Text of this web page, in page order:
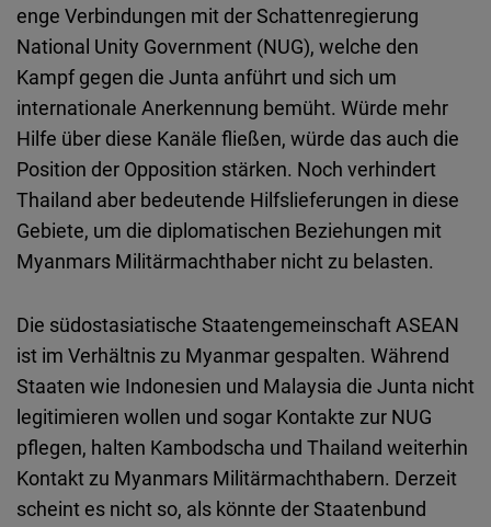
enge Verbindungen mit der Schattenregierung
National Unity Government (NUG), welche den
Kampf gegen die Junta anführt und sich um
internationale Anerkennung bemüht. Würde mehr
Hilfe über diese Kanäle fließen, würde das auch die
Position der Opposition stärken. Noch verhindert
Thailand aber bedeutende Hilfslieferungen in diese
Gebiete, um die diplomatischen Beziehungen mit
Myanmars Militärmachthaber nicht zu belasten.
Die südostasiatische Staatengemeinschaft ASEAN
ist im Verhältnis zu Myanmar gespalten. Während
Staaten wie Indonesien und Malaysia die Junta nicht
legitimieren wollen und sogar Kontakte zur NUG
pflegen, halten Kambodscha und Thailand weiterhin
Kontakt zu Myanmars Militärmachthabern. Derzeit
scheint es nicht so, als könnte der Staatenbund